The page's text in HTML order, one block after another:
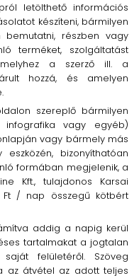
letölthető információs
készíteni, bármilyen
bemutatni, részben vagy
terméket, szolgáltatást
a szerző ill. a
hozzá, és amelyen
szereplő bármilyen
vagy egyéb)
vagy bármely más
bizonyíthatóan
formában megjelenik, a
Kft., tulajdonos Karsai
Ft / nap összegű kötbért
addig a napig kerül
tartalmakat a jogtalan
felületéről. Szöveg
az átvétel az adott teljes